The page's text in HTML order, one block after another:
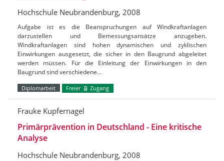
Hochschule Neubrandenburg, 2008
Aufgabe ist es die Beanspruchungen auf Windkraftanlagen
darzustellen und Bemessungsansätze anzugeben.
Windkraftanlagen sind hohen dynamischen und zyklischen
Einwirkungen ausgesetzt, die sicher in den Baugrund abgeleitet
werden müssen. Für die Einleitung der Einwirkungen in den
Baugrund sind verschiedene…
Diplomarbeit Freier Zugang
Frauke Kupfernagel
Primärprävention in Deutschland - Eine kritische
Analyse
Hochschule Neubrandenburg, 2008